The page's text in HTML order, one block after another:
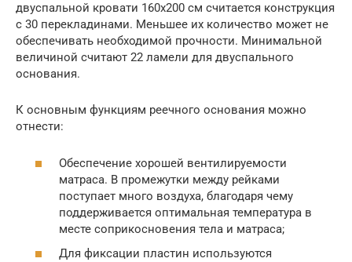
двуспальной кровати 160х200 см считается конструкция
с 30 перекладинами. Меньшее их количество может не
обеспечивать необходимой прочности. Минимальной
величиной считают 22 ламели для двуспального
основания.
К основным функциям реечного основания можно
отнести:
Обеспечение хорошей вентилируемости
матраса. В промежутки между рейками
поступает много воздуха, благодаря чему
поддерживается оптимальная температура в
месте соприкосновения тела и матраса;
Для фиксации пластин используются